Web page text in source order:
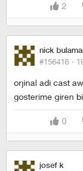
2
nick
#156416 ·
orjinal adi cast
gosterime giren
0
josef k